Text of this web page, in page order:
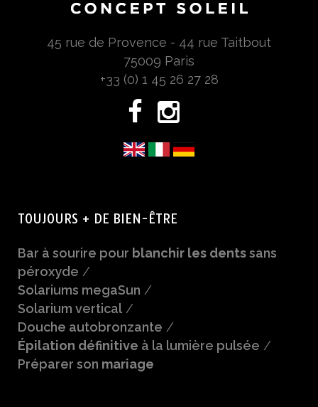
45 rue de Provence - 44 rue Taitbout
75009 Paris
+33 (0) 1 45 26 27 28
TOUJOURS + DE BIEN-ÊTRE
Bar à sourire pour blanchir les dentssans
péroxyde /
Solariums megaSun /
Solarium vertical /
Douche autobronzante /
Épilation définitive à la lumière pulsée /
Préparer son mariage